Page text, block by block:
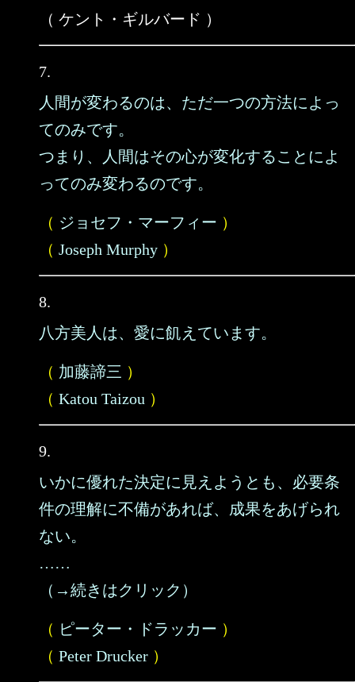
（ ケント・ギルバード ）
7.
人間が変わるのは、ただ一つの方法によっ
てのみです。
つまり、人間はその心が変化することによ
ってのみ変わるのです。
（ ジョセフ・マーフィー ）
（ Joseph Murphy ）
8.
八方美人は、愛に飢えています。
（ 加藤諦三 ）
（ Katou Taizou ）
9.
いかに優れた決定に見えようとも、必要条
件の理解に不備があれば、成果をあげられ
ない。
……
（→続きはクリック）
（ ピーター・ドラッカー ）
（ Peter Drucker ）